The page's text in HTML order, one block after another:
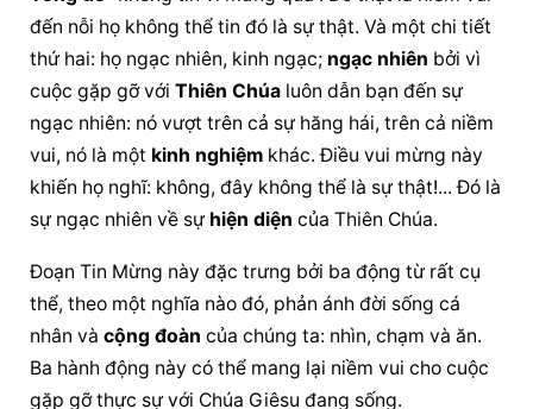
đến nỗi họ không thể tin đó là sự thật. Và một chi tiết
thứ hai: họ ngạc nhiên, kinh ngạc; ngạc nhiên bởi vì
cuộc gặp gỡ với Thiên Chúa luôn dẫn bạn đến sự
ngạc nhiên: nó vượt trên cả sự hăng hái, trên cả niềm
vui, nó là một kinh nghiệm khác. Điều vui mừng này
khiến họ nghĩ: không, đây không thể là sự thật!... Đó là
sự ngạc nhiên về sự hiện diện của Thiên Chúa.
Đoạn Tin Mừng này đặc trưng bởi ba động từ rất cụ
thể, theo một nghĩa nào đó, phản ánh đời sống cá
nhân và cộng đoàn của chúng ta: nhìn, chạm và ăn.
Ba hành động này có thể mang lại niềm vui cho cuộc
gặp gỡ thực sự với Chúa Giêsu đang sống.